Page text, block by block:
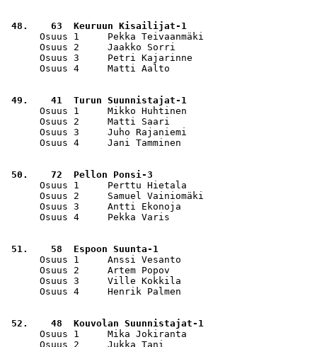
48.    63  Keuruun Kisailijat-1
Osuus 1     Pekka Teivaanmäki
Osuus 2     Jaakko Sorri
Osuus 3     Petri Kajarinne
Osuus 4     Matti Aalto
49.    41  Turun Suunnistajat-1
Osuus 1     Mikko Huhtinen
Osuus 2     Matti Saari
Osuus 3     Juho Rajaniemi
Osuus 4     Jani Tamminen
50.    72  Pellon Ponsi-3
Osuus 1     Perttu Hietala
Osuus 2     Samuel Vainiomäki
Osuus 3     Antti Ekonoja
Osuus 4     Pekka Varis
51.    58  Espoon Suunta-1
Osuus 1     Anssi Vesanto
Osuus 2     Artem Popov
Osuus 3     Ville Kokkila
Osuus 4     Henrik Palmen
52.    48  Kouvolan Suunnistajat-1
Osuus 1     Mika Jokiranta
Osuus 2     Jukka Tani